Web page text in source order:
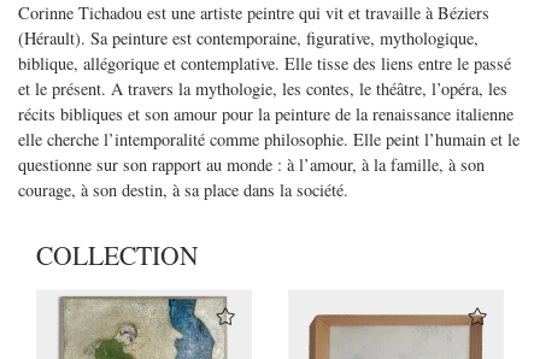
Corinne Tichadou est une artiste peintre qui vit et travaille à Béziers
(Hérault). Sa peinture est contemporaine, figurative, mythologique,
biblique, allégorique et contemplative. Elle tisse des liens entre le passé
et le présent. A travers la mythologie, les contes, le théâtre, l’opéra, les
récits bibliques et son amour pour la peinture de la renaissance italienne
elle cherche l’intemporalité comme philosophie. Elle peint l’humain et le
questionne sur son rapport au monde : à l’amour, à la famille, à son
courage, à son destin, à sa place dans la société.
COLLECTION